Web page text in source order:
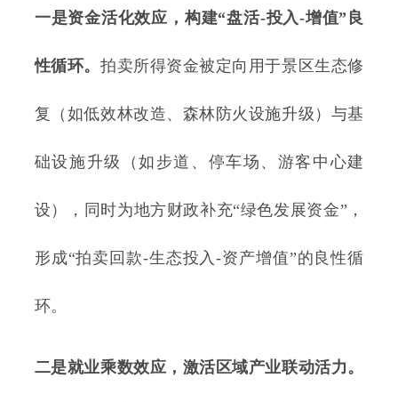
一是资金活化效应，构建“盘活-投入-增值”良
性循环。 拍卖所得资金被定向用于景区生态修
复（如低效林改造、森林防火设施升级）与基
础设施升级（如步道、停车场、游客中心建
设），同时为地方财政补充“绿色发展资金”，
形成“拍卖回款-生态投入-资产增值”的良性循
环。
二是就业乘数效应，激活区域产业联动活力。